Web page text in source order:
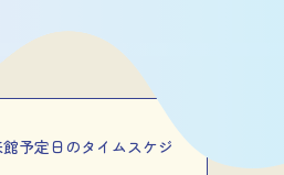
予定日のタイムスケジ